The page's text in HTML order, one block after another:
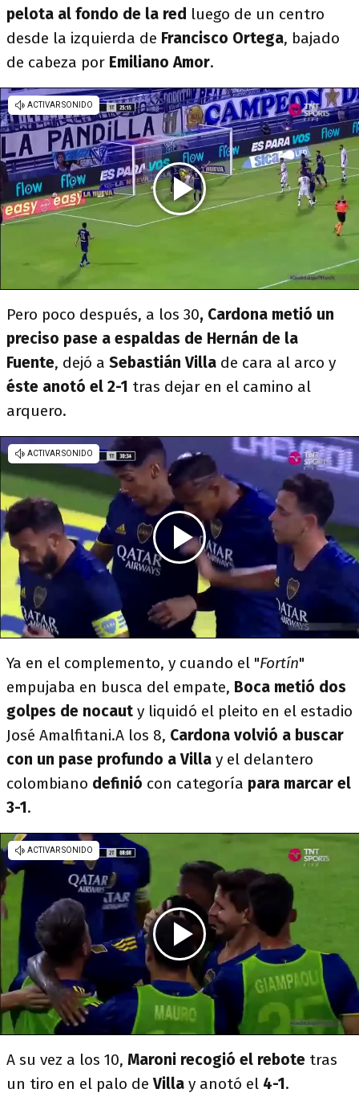
pelota al fondo de la red luego de un centro
desde la izquierda de Francisco Ortega, bajado
de cabeza por Emiliano Amor.
Pero poco después, a los 30, Cardona metió un
preciso pase a espaldas de Hernán de la
Fuente, dejó a Sebastián Villa de cara al arco y
éste anotó el 2-1 tras dejar en el camino al
arquero.
Ya en el complemento, y cuando el "Fortín"
empujaba en busca del empate, Boca metió dos
golpes de nocaut y liquidó el pleito en el estadio
José Amalfitani.A los 8, Cardona volvió a buscar
con un pase profundo a Villa y el delantero
colombiano definió con categoría para marcar el
3-1.
A su vez a los 10, Maroni recogió el rebote tras
un tiro en el palo deVilla y anotó el 4-1.